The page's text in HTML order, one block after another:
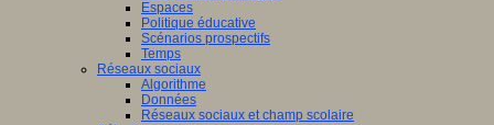
Espaces
Politique éducative
Scénarios prospectifs
Temps
Réseaux sociaux
Algorithme
Données
Réseaux sociaux et champ scolaire